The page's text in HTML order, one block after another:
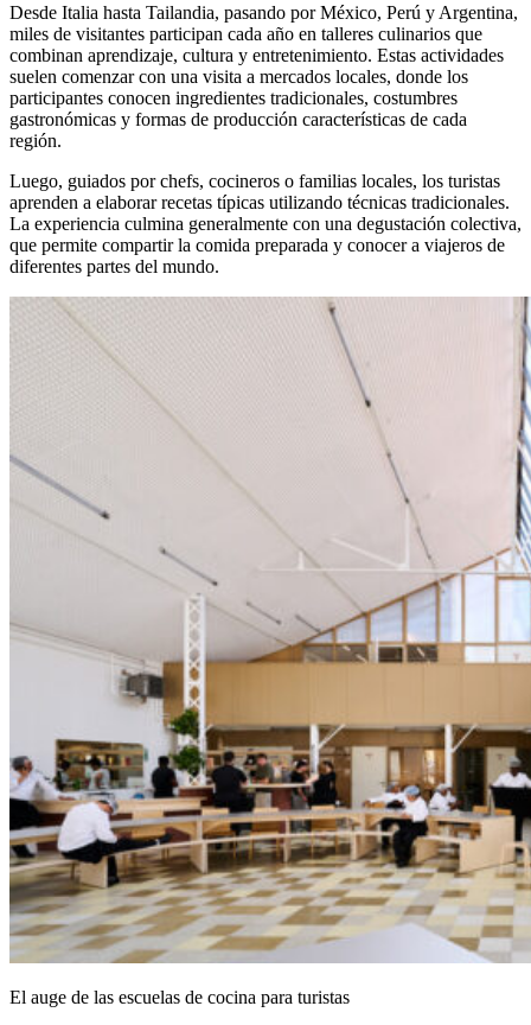
Desde Italia hasta Tailandia, pasando por México, Perú y Argentina,
miles de visitantes participan cada año en talleres culinarios que
combinan aprendizaje, cultura y entretenimiento. Estas actividades
suelen comenzar con una visita a mercados locales, donde los
participantes conocen ingredientes tradicionales, costumbres
gastronómicas y formas de producción características de cada
región.
Luego, guiados por chefs, cocineros o familias locales, los turistas
aprenden a elaborar recetas típicas utilizando técnicas tradicionales.
La experiencia culmina generalmente con una degustación colectiva,
que permite compartir la comida preparada y conocer a viajeros de
diferentes partes del mundo.
El auge de las escuelas de cocina para turistas